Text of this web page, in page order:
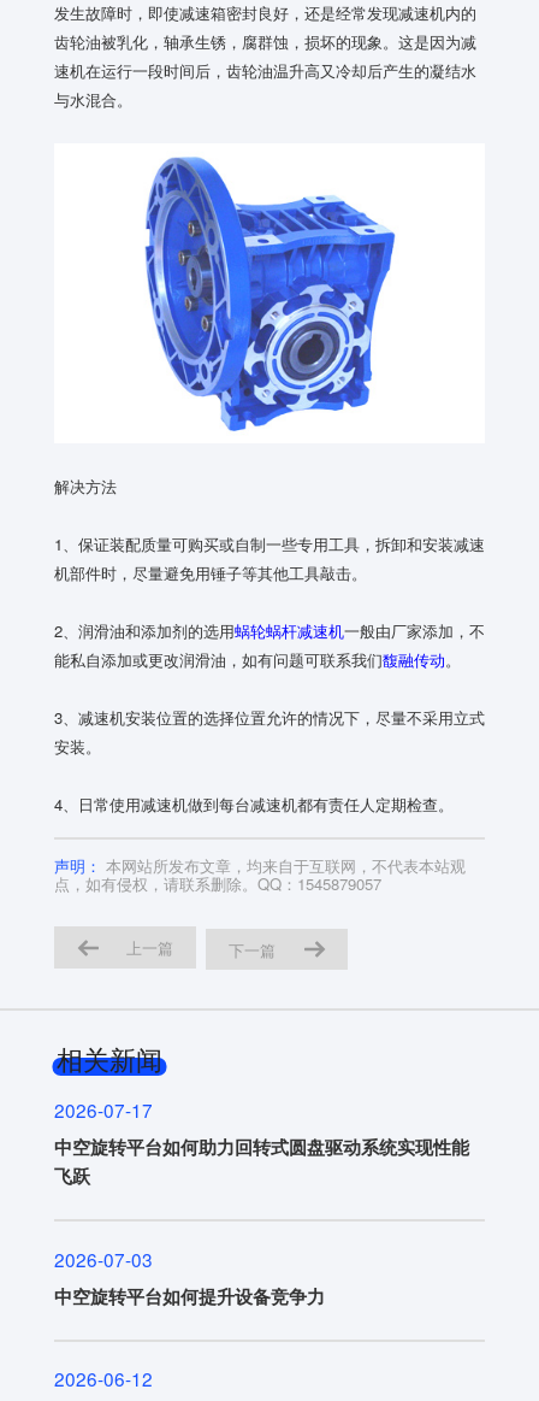
发生故障时，即使减速箱密封良好，还是经常发现减速机内的
齿轮油被乳化，轴承生锈，腐群蚀，损坏的现象。这是因为减
速机在运行一段时间后，齿轮油温升高又冷却后产生的凝结水
与水混合。
解决方法
1、保证装配质量可购买或自制一些专用工具，拆卸和安装减速
机部件时，尽量避免用锤子等其他工具敲击。
2、润滑油和添加剂的选用蜗轮蜗杆减速机一般由厂家添加，不
能私自添加或更改润滑油，如有问题可联系我们馥融传动。
3、减速机安装位置的选择位置允许的情况下，尽量不采用立式
安装。
4、日常使用减速机做到每台减速机都有责任人定期检查。
声明： 本网站所发布文章，均来自于互联网，不代表本站观
点，如有侵权，请联系删除。QQ：1545879057
上一篇 下一篇
相关新闻
2026-07-17
中空旋转平台如何助力回转式圆盘驱动系统实现性能
飞跃
2026-07-03
中空旋转平台如何提升设备竞争力
2026-06-12